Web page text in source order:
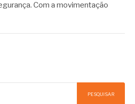
Com a movimentação
PESQUISAR